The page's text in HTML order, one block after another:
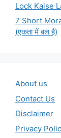
Lock Kaise
7 Short
(एकता में बल है)
About us
Contact Us
Disclaimer
Privacy